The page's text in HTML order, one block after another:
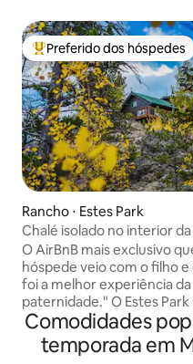
Entre os melhores
Preferido dos hóspedes
Rancho ⋅ Estes Park
Chalé isolado no interior
nacional
O AirBnB mais exclusivo
hóspede veio com o filho e
foi a melhor experiência
paternidade." O Estes Park Outfitters
Lodge, que aceita cães, é
de montanha fora da rede
pessoas) em 20 acres na
Comodidades
temporada em